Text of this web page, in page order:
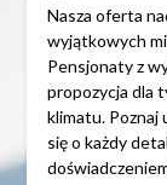
Nasza oferta
wyjątkowych
Pensjonaty z
propozycja dla
klimatu. Poznaj
się o każdy